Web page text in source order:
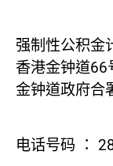
强制性公积金
香港金钟道66
金钟道政府合
电话号码 ：